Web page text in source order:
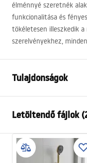
élménnyé szeretnék
funkcionalitása és
tökéletesen illeszkedik
szerelvényekhez,
Tulajdonságok
Anyag
Felszerelés
Szélesség
Letöltendő fájlok
Pielęgnacja